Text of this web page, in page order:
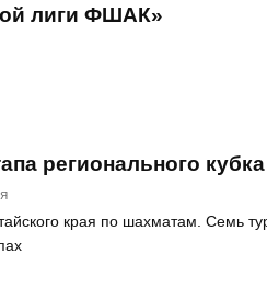
лиги ФШАК»
регионального кубка
края по шахматам. Семь